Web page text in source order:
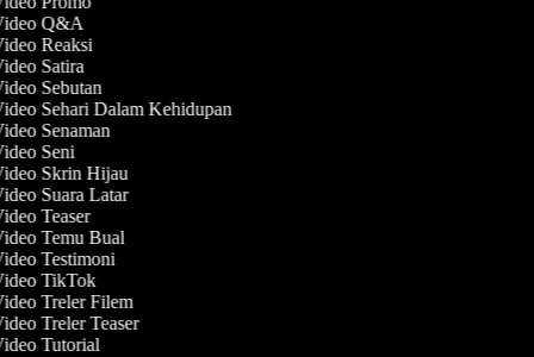
Q&A
Reaksi
Satira
Sebutan
Sehari Dalam Kehidupan
Senaman
Seni
Skrin Hijau
Suara Latar
Teaser
Temu Bual
Testimoni
TikTok
Treler Filem
Treler Teaser
Tutorial